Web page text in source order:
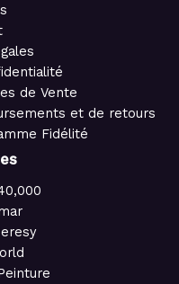
de Vente
et de retours
Fidélité